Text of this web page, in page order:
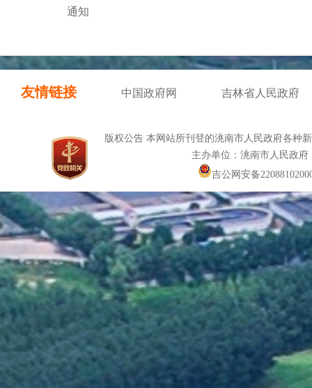
通知
友情链接 中国政府网 吉林省人民政府
版权公告 本网站所刊登的洮南市人民政府各种
主办单位：洮南市人民政
吉公网安备